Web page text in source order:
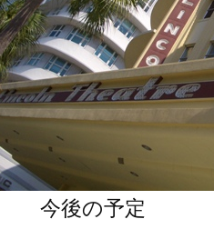
今後の予定